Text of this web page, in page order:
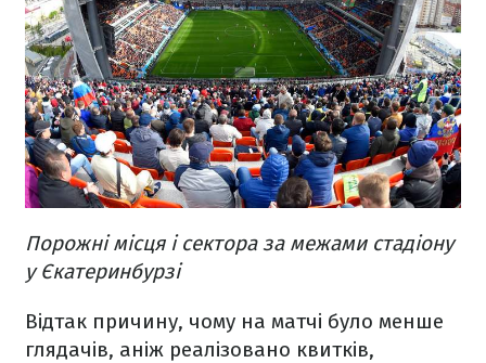
Порожні місця і сектора за межами стадіону
у Єкатеринбурзі
Відтак причину, чому на матчі було менше
глядачів, аніж реалізовано квитків,